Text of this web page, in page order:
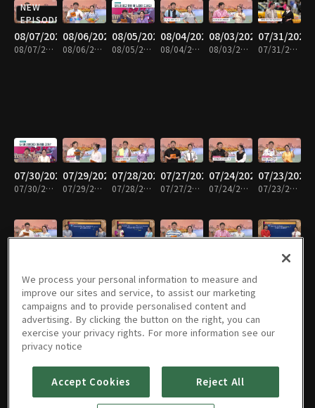
NEW
EPISODE
08/07/2026
08/07/2026 • 30분
08/06/2026
08/06/2026 • 30분
08/05/2026
08/05/2026 • 29분
08/04/2026
08/04/2026 • 30분
08/03/2026
08/03/2026 • 30분
07/31/2026
07/31/2026 • 30분
07/30/2026
07/30/2026 • 30분
07/29/2026
07/29/2026 • 30분
07/28/2026
07/28/2026 • 30분
07/27/2026
07/27/2026 • 30분
07/24/2026
07/24/2026 • 29분
07/23/2026
07/23/2026 • 30분
07/15/2026
07/14/2026
07/14/2026 • 30분
07/13/202607/10/202607/09/202607/08/202607/07/2026
We process your personal information to measure and
improve our sites and service, to assist our marketing
campaigns and to provide personalised content and
advertising. By clicking the button on the right, you can
exercise your privacy rights. For more information see our
privacy notice
Accept Cookies Reject All